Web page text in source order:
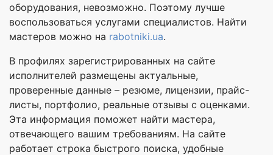
оборудования, невозможно. Поэтому лучше
воспользоваться услугами специалистов. Найти
мастеров можно на rabotniki.ua.
В профилях зарегистрированных на сайте
исполнителей размещены актуальные,
проверенные данные – резюме, лицензии, прайс-
листы, портфолио, реальные отзывы с оценками.
Эта информация поможет найти мастера,
отвечающего вашим требованиям. На сайте
работает строка быстрого поиска, удобные